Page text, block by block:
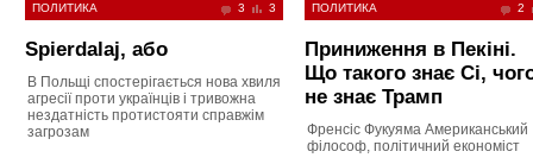
ПОЛИТИКА 3 3
Spierdalaj, або
В Польщі спостерігається нова хвиля
агресії проти українців і тривожна
нездатність протистояти справжім
загрозам
ПОЛИТИКА 2
Приниження в Пекіні.
Що такого знає Сі,
не знає Трамп
Френсіс Фукуяма Американський
філософ, політичний економіст